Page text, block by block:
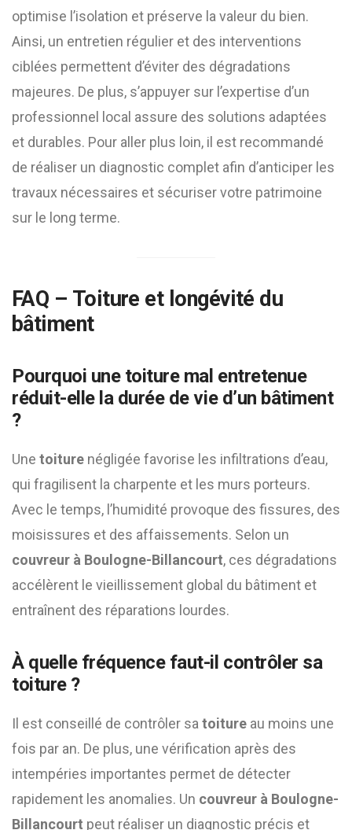
optimise l’isolation et préserve la valeur du bien.
Ainsi, un entretien régulier et des interventions
ciblées permettent d’éviter des dégradations
majeures. De plus, s’appuyer sur l’expertise d’un
professionnel local assure des solutions adaptées
et durables. Pour aller plus loin, il est recommandé
de réaliser un diagnostic complet afin d’anticiper les
travaux nécessaires et sécuriser votre patrimoine
sur le long terme.
FAQ – Toiture et longévité du
bâtiment
Pourquoi une toituremal entretenue
réduit-elle la durée de vie d’un bâtiment
?
Une toiture négligée favorise les infiltrations d’eau,
qui fragilisent la charpente et les murs porteurs.
Avec le temps, l’humidité provoque des fissures, des
moisissures et des affaissements. Selon un
couvreur à Boulogne-Billancourt, ces dégradations
accélèrent le vieillissement global du bâtiment et
entraînent des réparations lourdes.
À quelle fréquence faut-il contrôler sa
toiture?
Il est conseillé de contrôler sa toiture au moins une
fois par an. De plus, une vérification après des
intempéries importantes permet de détecter
rapidement les anomalies. Un couvreur à Boulogne-
Billancourt peut réaliser un diagnostic précis et